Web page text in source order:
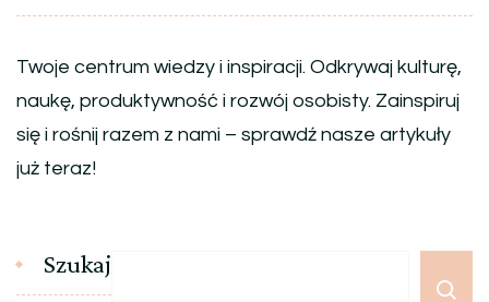
Twoje centrum wiedzy i inspiracji. Odkrywaj kulturę,
naukę, produktywność i rozwój osobisty. Zainspiruj
się i rośnij razem z nami – sprawdź nasze artykuły
już teraz!
Szukaj